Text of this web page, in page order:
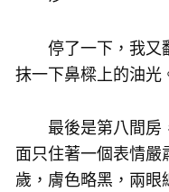
停了一下，我又
抹一下鼻樑上的油光
最後是第八間房
面只住著一個表情
歲，膚色略黑，兩